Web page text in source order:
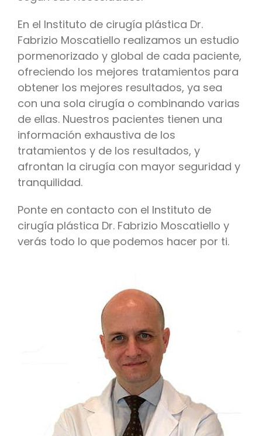
En el Instituto de cirugía plástica Dr.
Fabrizio Moscatiello realizamos un estudio
pormenorizado y global de cada paciente,
ofreciendo los mejores tratamientos para
obtener los mejores resultados, ya sea
con una sola cirugía o combinando varias
de ellas. Nuestros pacientes tienen una
información exhaustiva de los
tratamientos y de los resultados, y
afrontan la cirugía con mayor seguridad y
tranquilidad.
Ponte en contacto con el Instituto de
cirugía plástica Dr. Fabrizio Moscatiello y
verás todo lo que podemos hacer por ti.